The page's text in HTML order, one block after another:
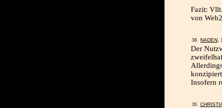
Fazit:
von
NADEN
Der
Insofern